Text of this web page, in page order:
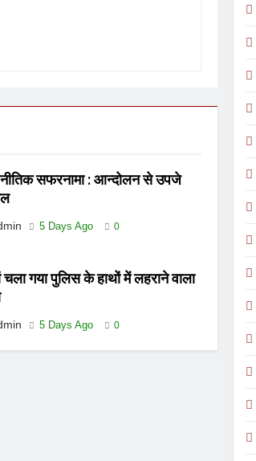
सफरनामा : आन्दोलन से उपजे
5 Days Ago 0
चला गया पुलिस के हाथों में लहराने वाला
5 Days Ago 0